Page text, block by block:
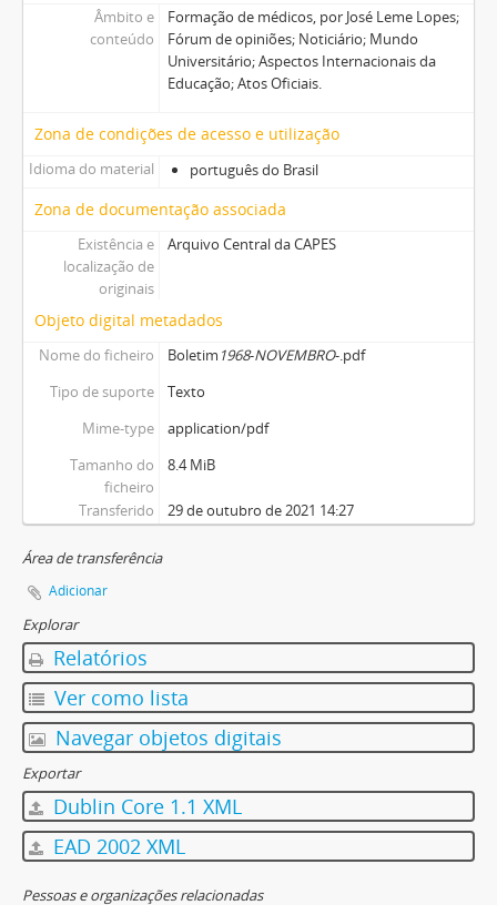
Âmbito e
conteúdo
Formação de médicos, por José Leme Lopes;
Fórum de opiniões; Noticiário; Mundo
Universitário; Aspectos Internacionais da
Educação; Atos Oficiais.
Zona de condições de acesso e utilização
Idioma do material português do Brasil
Zona de documentação associada
Existência e
localização de
originais
Arquivo Central da CAPES
Objeto digital metadados
Nome do ficheiro Boletim 1968-NOVEMBRO-.pdf
Tipo de suporte
Texto
Mime-type
application/pdf
Tamanho do
ficheiro
8.4 MiB
Transferido 29 de outubro de 2021 14:27
Área de transferência
Adicionar
Explorar
Relatórios
Ver como lista
Navegar objetos digitais
Exportar
Dublin Core 1.1 XML
EAD 2002 XML
Pessoas e organizações relacionadas